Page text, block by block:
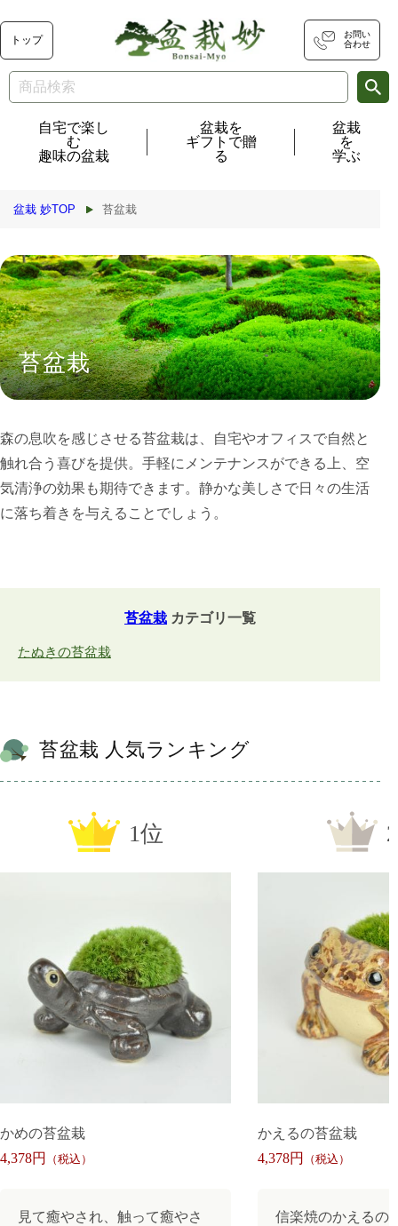
ンツに
進む
トップ
お問い
合わせ
自宅で楽し
む
趣味の盆栽
盆栽を
ギフトで贈
る
盆栽
を
学ぶ
盆栽 妙TOP 苔盆栽
苔盆栽
森の息吹を感じさせる苔盆栽は、自宅やオフィスで自然と
触れ合う喜びを提供。手軽にメンテナンスができる上、空
気清浄の効果も期待できます。静かな美しさで日々の生活
に落ち着きを与えることでしょう。
苔盆栽 カテゴリ一覧
たぬきの苔盆栽
苔盆栽 人気ランキング
1位
かめの苔盆栽
4,378円
（税込）
見て癒やされ、触って癒やさ
かえるの苔盆栽
4,378円
（税込）
信楽焼のかえるの